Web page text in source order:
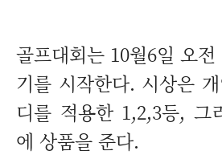
골프대회는 10월6일 오
기를 시작한다. 시상은
디를 적용한 1,2,3등, 그
에 상품을 준다.